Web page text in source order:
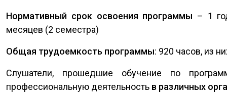
Нормативный срок освоения программы – 1
месяцев (2 семестра)
Общая трудоемкость программы: 920 часов, из
Слушатели, прошедшие обучение по
профессиональную деятельность в различных